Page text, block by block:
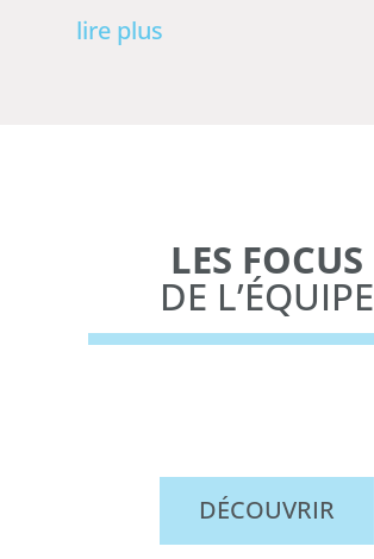
lire plus
LES FOCUS
DE L’ÉQUIPE
DÉCOUVRIR